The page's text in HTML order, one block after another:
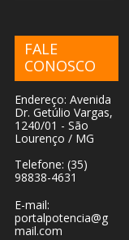
FALE
CONOSCO
Endereço: Avenida
Dr. Getúlio Vargas,
1240/01 - São
Lourenço / MG
Telefone: (35)
98838-4631
E-mail:
portalpotencia@g
mail.com